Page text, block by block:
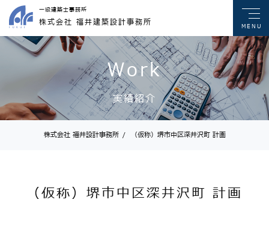
MENU
一級建築士事務所
株式会社 福井建築設計事務所
Work
実績紹介
株式会社 福井設計事務所 / （仮称）堺市中区深井沢町 計画
（仮称）堺市中区深井沢町 計画